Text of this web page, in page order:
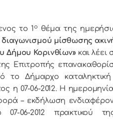
τo 1ο θέμα της
μίσθωσης
Δήμου Κορινθίων»και λέει
Επιτροπής
το Δήμαρχο
η 07-06-2012. Η
– εκδήλωση
06-2012 πρακτικού